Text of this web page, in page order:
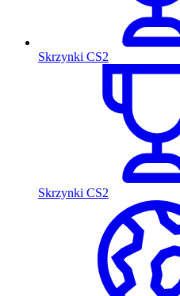
Skrzynki CS2
Skrzynki CS2